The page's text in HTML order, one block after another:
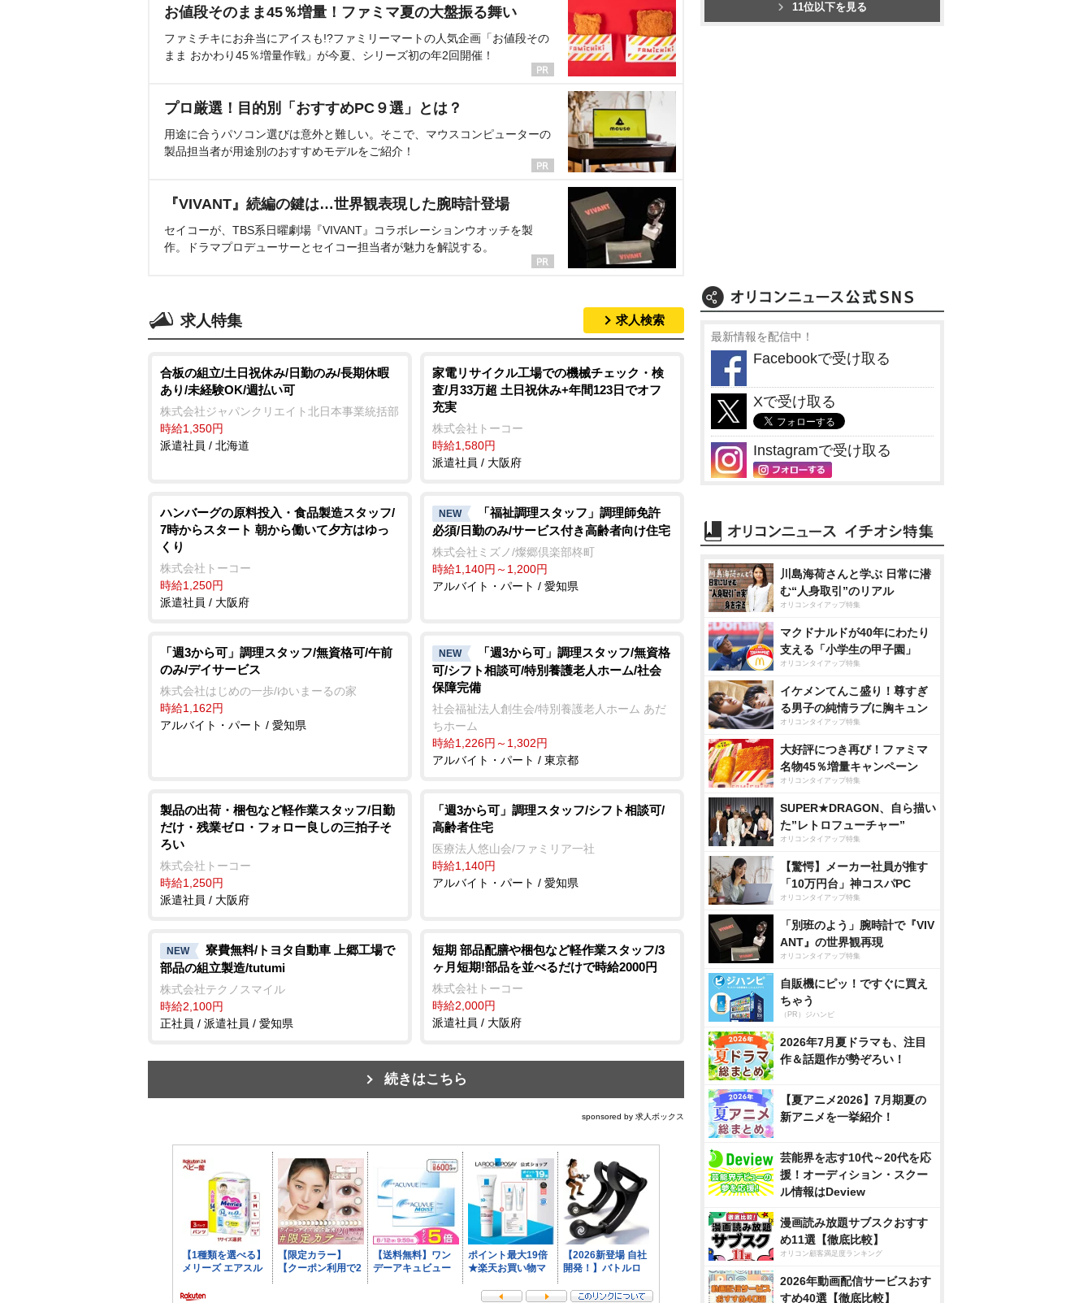
お値段そのまま45％増量！ファミマ夏の大盤振る舞い
ファミチキにお弁当にアイスも!?ファミリーマートの人気企画「お値段その
まま おかわり45％増量作戦」が今夏、シリーズ初の年2回開催！
プロ厳選！目的別「おすすめPC９選」とは？
用途に合うパソコン選びは意外と難しい。そこで、マウスコンピューターの
製品担当者が用途別のおすすめモデルをご紹介！
『VIVANT』続編の鍵は…世界観表現した腕時計登場
セイコーが、TBS系日曜劇場『VIVANT』コラボレーションウオッチを製
作。ドラマプロデューサーとセイコー担当者が魅力を解説する。
求人特集 求人検索
合板の組立/土日祝休み/日勤のみ/長期休暇
あり/未経験OK/週払い可
株式会社ジャパンクリエイト北日本事業統括部
時給1,350円
派遣社員 / 北海道
家電リサイクル工場での機械チェック・検
査/月33万超 土日祝休み+年間123日でオフ
充実
株式会社トーコー
時給1,580円
派遣社員 / 大阪府
ハンバーグの原料投入・食品製造スタッフ/
7時からスタート 朝から働いて夕方はゆっ
くり
株式会社トーコー
時給1,250円
派遣社員 / 大阪府
NEW
「福祉調理スタッフ」調理師免許
必須/日勤のみ/サービス付き高齢者向け住宅
株式会社ミズノ/燦郷倶楽部柊町
時給1,140円～1,200円
アルバイト・パート / 愛知県
「週3から可」調理スタッフ/無資格可/午前
のみ/デイサービス
株式会社はじめの一歩/ゆいまーるの家
時給1,162円
アルバイト・パート / 愛知県
NEW
「週3から可」調理スタッフ/無資格
可/シフト相談可/特別養護老人ホーム/社会
保障完備
社会福祉法人創生会/特別養護老人ホーム あだ
ちホーム
時給1,226円～1,302円
アルバイト・パート / 東京都
製品の出荷・梱包など軽作業スタッフ/日勤
だけ・残業ゼロ・フォロー良しの三拍子そ
ろい
株式会社トーコー
時給1,250円
派遣社員 / 大阪府
「週3から可」調理スタッフ/シフト相談可/
高齢者住宅
医療法人悠山会/ファミリア一社
時給1,140円
アルバイト・パート / 愛知県
NEW
寮費無料/トヨタ自動車 上郷工場で
部品の組立製造/tutumi
株式会社テクノスマイル
時給2,100円
正社員 / 派遣社員 / 愛知県
短期 部品配膳や梱包など軽作業スタッフ/3
ヶ月短期!部品を並べるだけで時給2000円
株式会社トーコー
時給2,000円
派遣社員 / 大阪府
続きはこちら
sponsored by 求人ボックス
11位以下を見る
最新情報を配信中！
Facebookで受け取る
Xで受け取る
Instagramで受け取る
川島海荷さんと学ぶ 日常に潜
む“人身取引”のリアル
オリコンタイアップ特集
マクドナルドが40年にわたり
支える「小学生の甲子園」
オリコンタイアップ特集
イケメンてんこ盛り！尊すぎ
る男子の純情ラブに胸キュン
オリコンタイアップ特集
大好評につき再び！ファミマ
名物45％増量キャンペーン
オリコンタイアップ特集
SUPER★DRAGON、自ら描い
た”レトロフューチャー”
オリコンタイアップ特集
【驚愕】メーカー社員が推す
「10万円台」神コスパPC
オリコンタイアップ特集
「別班のよう」腕時計で『VIV
ANT』の世界観再現
オリコンタイアップ特集
自販機にピッ！ですぐに買え
ちゃう
（PR）ジハンピ
2026年7月夏ドラマも、注目
作＆話題作が勢ぞろい！
【夏アニメ2026】7月期夏の
新アニメを一挙紹介！
芸能界を志す10代～20代を応
援！オーディション・スクー
ル情報はDeview
漫画読み放題サブスクおすす
め11選【徹底比較】
オリコン顧客満足度ランキング
2026年動画配信サービスおす
すめ40選【徹底比較】